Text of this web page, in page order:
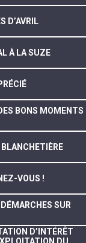
D’AVRIL
À LA SUZE
BONS MOMENTS
BLANCHETIÈRE
VOUS !
SUR
D’INTÉRÊT